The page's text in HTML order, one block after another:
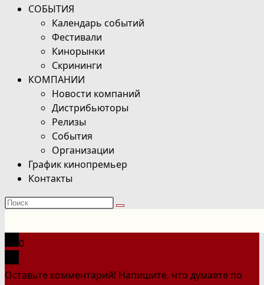
СОБЫТИЯ
Календарь событий
Фестивали
Кинорынки
Скрининги
КОМПАНИИ
Новости компаний
Дистрибьюторы
Релизы
События
Организации
График кинопремьер
Контакты
Поиск
сайте
0
Оставьте комментарий! Напишите, что думаете по